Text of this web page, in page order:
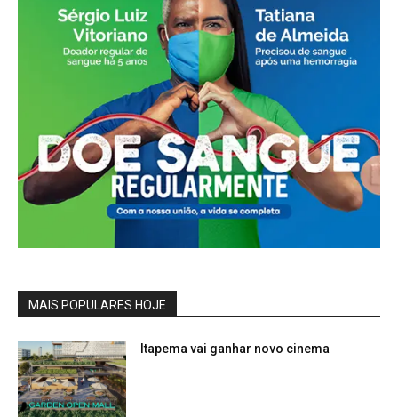
MAIS POPULARES HOJE
Itapema vai ganhar novo cinema